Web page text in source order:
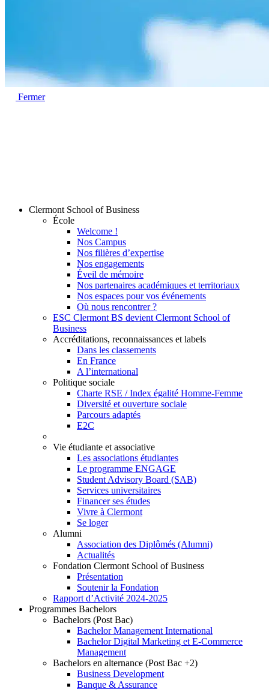
Fermer
Clermont School of Business
École
Welcome !
Nos Campus
Nos filières d’expertise
Nos engagements
Éveil de mémoire
Nos partenaires académiques et territoriaux
Nos espaces pour vos événements
Où nous rencontrer ?
ESC Clermont BS devient Clermont School of
Business
Accréditations, reconnaissances et labels
Dans les classements
En France
A l’international
Politique sociale
Charte RSE / Index égalité Homme-Femme
Diversité et ouverture sociale
Parcours adaptés
E2C
Vie étudiante et associative
Les associations étudiantes
Le programme ENGAGE
Student Advisory Board (SAB)
Services universitaires
Financer ses études
Vivre à Clermont
Se loger
Alumni
Association des Diplômés (Alumni)
Actualités
Fondation Clermont School of Business
Présentation
Soutenir la Fondation
Rapport d’Activité 2024-2025
Programmes Bachelors
Bachelors (Post Bac)
Bachelor Management International
Bachelor Digital Marketing et E-Commerce
Management
Bachelors en alternance (Post Bac +2)
Business Development
Banque & Assurance